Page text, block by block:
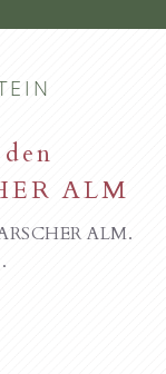
ALM
ALM.